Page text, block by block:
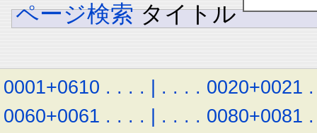
ページ検索 タイトル
0001+0610 . . . . | . . . . 0020+0021 .
0060+0061 . . . . | . . . . 0080+0081 .